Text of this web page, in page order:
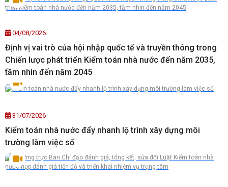
04/08/2026
Định vị vai trò của hội nhập quốc tế và truyền thông trong
Chiến lược phát triển Kiểm toán nhà nước đến năm 2035,
tầm nhìn đến năm 2045
31/07/2026
Kiểm toán nhà nước đẩy nhanh lộ trình xây dựng môi
trường làm việc số